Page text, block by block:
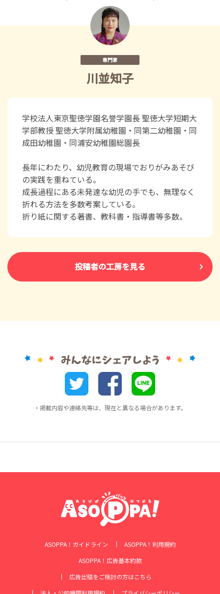
専門家
川並知子
学校法人東京聖徳学園名誉学園長 聖徳大学短期大
学部教授 聖徳大学附属幼稚園・同第二幼稚園・同
成田幼稚園・同浦安幼稚園総園長
長年にわたり、幼児教育の現場でおりがみあそび
の実践を重ねている。
成長過程にある未発達な幼児の手でも、無理なく
折れる方法を多数考案している。
折り紙に関する著書、教科書・指導書等多数。
投稿者の工房を見る
・掲載内容や連絡先等は、現在と異なる場合があります。
ASOPPA！ガイドライン
ASOPPA！利用規約
ASOPPA！広告基本約款
広告出稿をご検討の方はこちら